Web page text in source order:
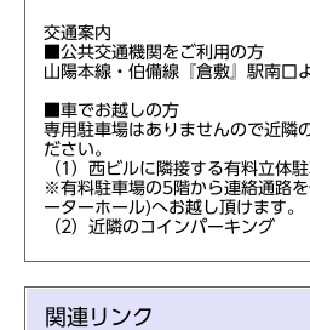
交通案内
■公共交通機関をご利用の方
山陽本線・伯備線『倉敷』駅南口
■車でお越しの方
専用駐車場はありませんので近隣
ださい。
（1）西ビルに隣接する有料立体
※有料駐車場の5階から連絡通路
ーターホール)へお越し頂けます。
（2）近隣のコインパーキング
関連リンク